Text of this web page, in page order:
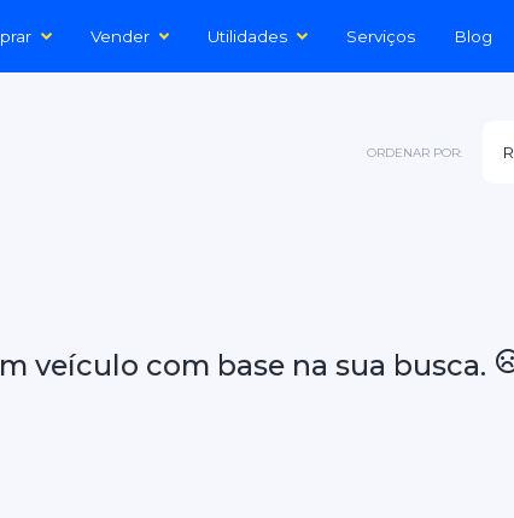
Vender Utilidades Serviços Blog
ORDENAR POR:
veículo com base na sua busca.